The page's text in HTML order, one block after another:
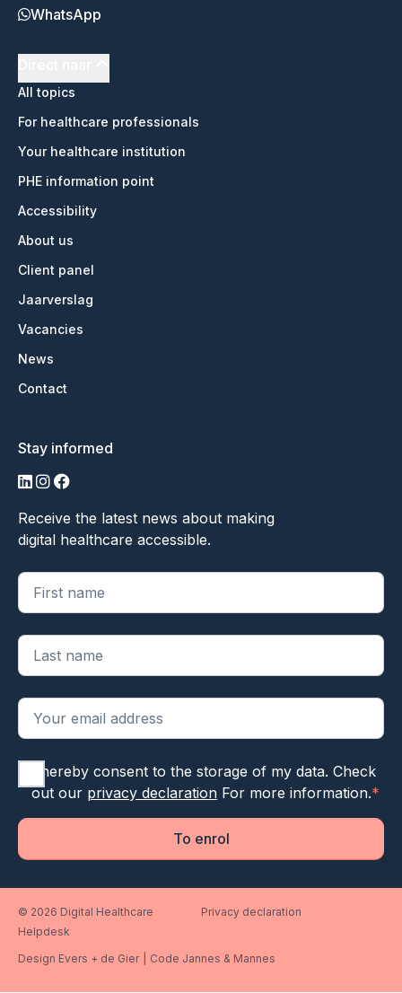
WhatsApp
All topics
For healthcare professionals
Your healthcare institution
PHE information point
Accessibility
About us
Client panel
Jaarverslag
Vacancies
News
Contact
Stay informed
LinkedIn
Instagram
Facebook
Receive the latest news about making
digital healthcare accessible.
"*" geeft vereiste velden aan
I hereby consent to the storage of my data. Check
out our privacy declaration For more information.*
To enrol
© 2026 Digital Healthcare
Helpdesk
Privacy declaration
Design Evers + de Gier Code Jannes & Mannes